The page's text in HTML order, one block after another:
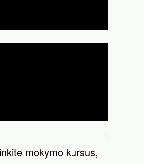
mokymo kursus,